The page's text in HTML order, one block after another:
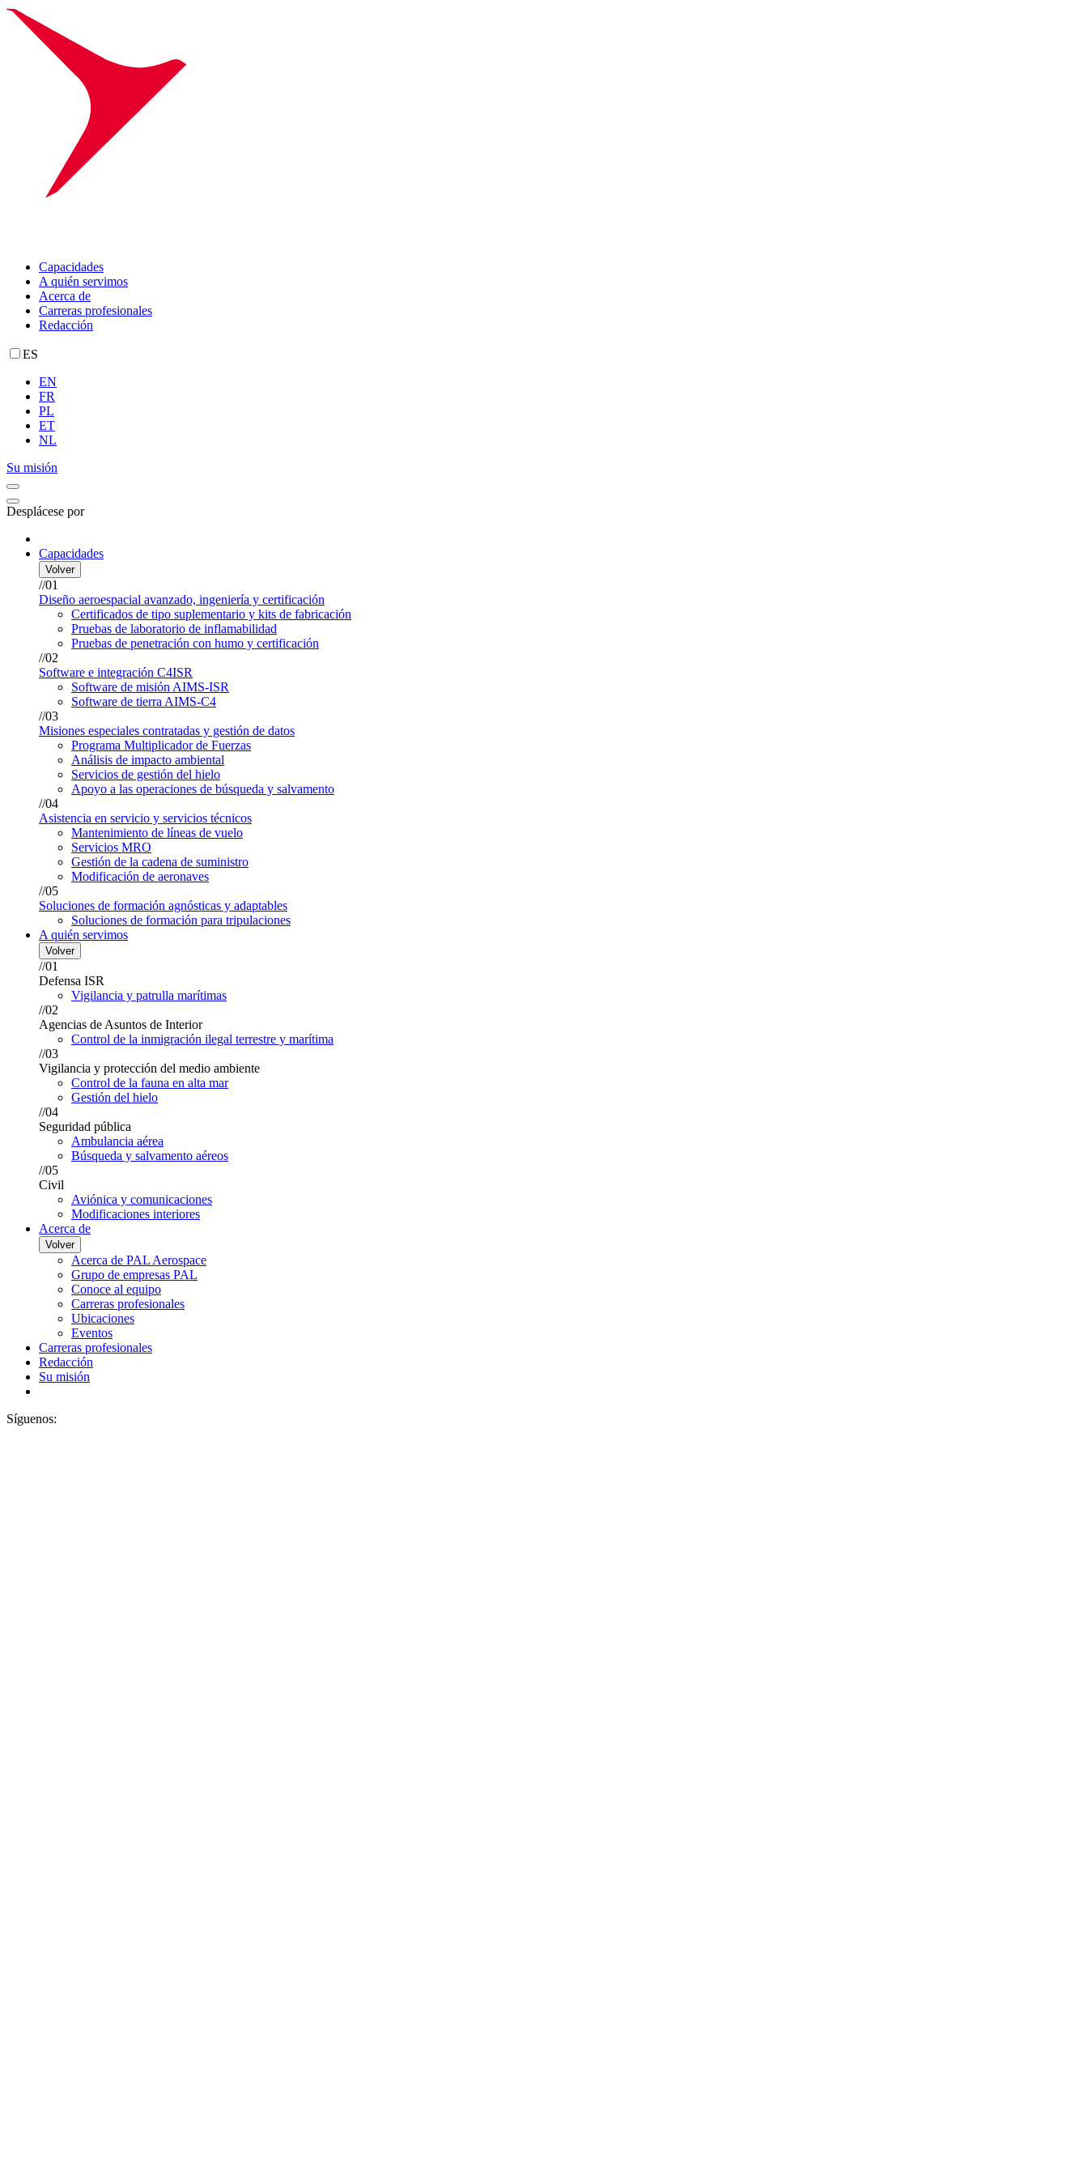
Capacidades
A quién servimos
Acerca de
Carreras profesionales
Redacción
ES
EN
FR
PL
ET
NL
Su misión
Desplácese por
Capacidades
Volver
//01
Diseño aeroespacial avanzado, ingeniería y certificación
Certificados de tipo suplementario y kits de fabricación
Pruebas de laboratorio de inflamabilidad
Pruebas de penetración con humo y certificación
//02
Software e integración C4ISR
Software de misión AIMS-ISR
Software de tierra AIMS-C4
//03
Misiones especiales contratadas y gestión de datos
Programa Multiplicador de Fuerzas
Análisis de impacto ambiental
Servicios de gestión del hielo
Apoyo a las operaciones de búsqueda y salvamento
//04
Asistencia en servicio y servicios técnicos
Mantenimiento de líneas de vuelo
Servicios MRO
Gestión de la cadena de suministro
Modificación de aeronaves
//05
Soluciones de formación agnósticas y adaptables
Soluciones de formación para tripulaciones
A quién servimos
Volver
//01
Defensa ISR
Vigilancia y patrulla marítimas
//02
Agencias de Asuntos de Interior
Control de la inmigración ilegal terrestre y marítima
//03
Vigilancia y protección del medio ambiente
Control de la fauna en alta mar
Gestión del hielo
//04
Seguridad pública
Ambulancia aérea
Búsqueda y salvamento aéreos
//05
Civil
Aviónica y comunicaciones
Modificaciones interiores
Acerca de
Volver
Acerca de PAL Aerospace
Grupo de empresas PAL
Conoce al equipo
Carreras profesionales
Ubicaciones
Eventos
Carreras profesionales
Redacción
Su misión
Síguenos: